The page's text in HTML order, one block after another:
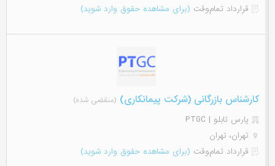
قرارداد تمام‌وقت (برای مشاهده حقوق وارد شوید)
کارشناس بازرگانی (شرکت پیمانکاری) (منقضی شده)
پارس تابلو | PTGC
تهران، تهران
قرارداد تمام‌وقت (برای مشاهده حقوق وارد شوید)